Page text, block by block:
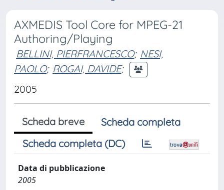
AXMEDIS Tool Core for MPEG-21
Authoring/Playing
BELLINI, PIERFRANCESCO; NESI,
PAOLO; ROGAI, DAVIDE;
2005
Scheda breve
Scheda completa
Scheda completa (DC)
Data di pubblicazione
2005